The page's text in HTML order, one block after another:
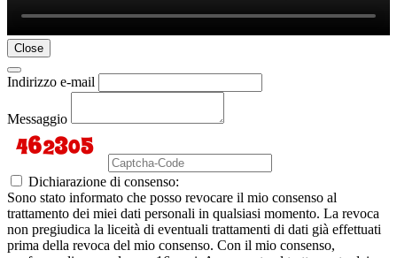
Close
Indirizzo e-mail
Messaggio
Dichiarazione di consenso:
Sono stato informato che posso revocare il mio consenso al
trattamento dei miei dati personali in qualsiasi momento. La revoca
non pregiudica la liceità di eventuali trattamenti di dati già effettuati
prima della revoca del mio consenso. Con il mio consenso,